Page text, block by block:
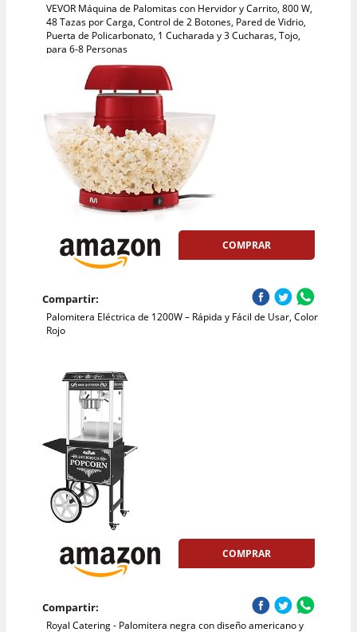
VEVOR Máquina de Palomitas con Hervidor y Carrito, 800 W,
48 Tazas por Carga, Control de 2 Botones, Pared de Vidrio,
Puerta de Policarbonato, 1 Cucharada y 3 Cucharas, Tojo,
para 6-8 Personas
COMPRAR
Compartir:
Palomitera Eléctrica de 1200W – Rápida y Fácil de Usar, Color
Rojo
COMPRAR
Compartir:
Royal Catering - Palomitera negra con diseño americano y